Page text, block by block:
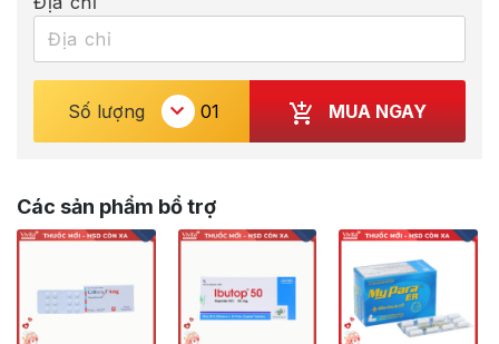
Số lượng MUA NGAY
Các sản phẩm bổ trợ